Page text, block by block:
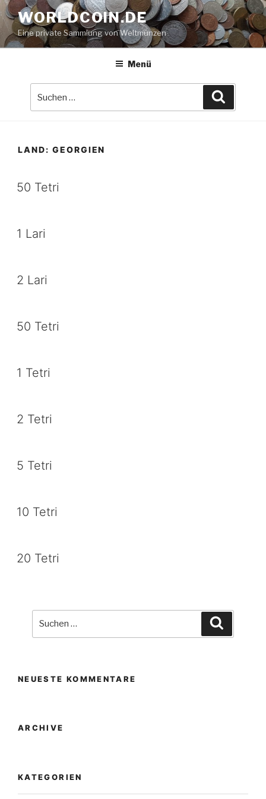
Zum
Inhalt
springen
WORLDCOIN.DE
Eine private Sammlung von Weltmünzen
Menü
LAND: GEORGIEN
50 Tetri
1 Lari
2 Lari
50 Tetri
1 Tetri
2 Tetri
5 Tetri
10 Tetri
20 Tetri
NEUESTE KOMMENTARE
ARCHIVE
KATEGORIEN